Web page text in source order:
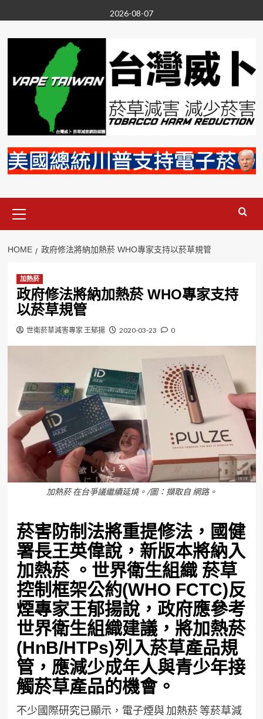
to
content
2026-08-07
Menu
HOME 政府修法將納加熱菸 WHO專家支持以菸草規管
加熱菸
政府修法將納加熱菸 WHO專家支持
以菸草規管
世衛菸草減害專家 王郁揚 2020-03-23 0
加熱菸 在台爭議繼續延燒。/圖：擷取自 網路。
菸害防制法將重提修法，國健
署長王英偉說，新版本將納入
加熱菸 。世界衛生組織 菸草
控制框架公約(WHO FCTC)反
煙專家王郁揚說，政府應參考
世界衛生組織建議，將加熱菸
(HnB/HTPs)列入菸草產品規
管，應減少成年人與青少年接
觸菸草產品的機會。
不少國際研究已顯示，電子煙與 加熱菸 等菸草減